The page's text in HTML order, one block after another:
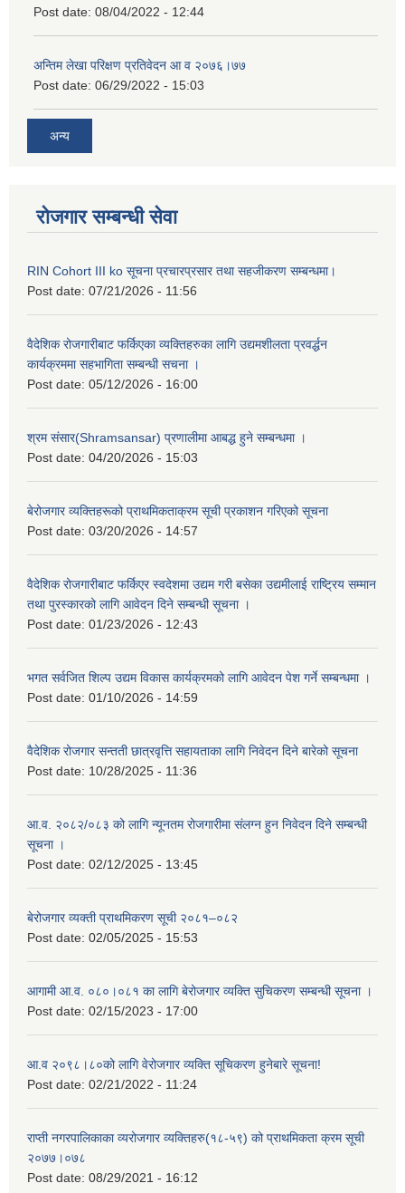
Post date: 08/04/2022 - 12:44
अन्तिम लेखा परिक्षण प्रतिवेदन आ व २०७६।७७
Post date: 06/29/2022 - 15:03
अन्य
रोजगार सम्बन्धी सेवा
RIN Cohort III ko सूचना प्रचारप्रसार तथा सहजीकरण सम्बन्धमा।
Post date: 07/21/2026 - 11:56
वैदेशिक रोजगारीबाट फर्किएका व्यक्तिहरुका लागि उद्यमशीलता प्रवर्द्धन
कार्यक्रममा सहभागिता सम्बन्धी सचना ।
Post date: 05/12/2026 - 16:00
श्रम संसार(Shramsansar) प्रणालीमा आबद्ध हुने सम्बन्धमा ।
Post date: 04/20/2026 - 15:03
बेरोजगार व्यक्तिहरूको प्राथमिकताक्रम सूची प्रकाशन गरिएको सूचना
Post date: 03/20/2026 - 14:57
वैदेशिक रोजगारीबाट फर्किएर स्वदेशमा उद्यम गरी बसेका उद्यमीलाई राष्ट्रिय सम्मान
तथा पुरस्कारको लागि आवेदन दिने सम्बन्धी सूचना ।
Post date: 01/23/2026 - 12:43
भगत सर्वजित शिल्प उद्यम विकास कार्यक्रमको लागि आवेदन पेश गर्ने सम्बन्धमा ।
Post date: 01/10/2026 - 14:59
वैदेशिक रोजगार सन्तती छात्रवृत्ति सहायताका लागि निवेदन दिने बारेको सूचना
Post date: 10/28/2025 - 11:36
आ.व. २०८२/०८३ को लागि न्यूनतम रोजगारीमा संलग्न हुन निवेदन दिने सम्बन्धी
सूचना ।
Post date: 02/12/2025 - 13:45
बेरोजगार व्यक्ती प्राथमिकरण सूची २०८१–०८२
Post date: 02/05/2025 - 15:53
आगामी आ.व. ०८०।०८१ का लागि बेरोजगार व्यक्ति सुचिकरण सम्बन्धी सूचना ।
Post date: 02/15/2023 - 17:00
आ.व २०९८।८०को लागि वेरोजगार व्यक्ति सूचिकरण हुनेबारे सूचना!
Post date: 02/21/2022 - 11:24
राप्ती नगरपालिकाका व्यरोजगार व्यक्तिहरु(१८-५९) को प्राथमिकता क्रम सूची
२०७७।०७८
Post date: 08/29/2021 - 16:12